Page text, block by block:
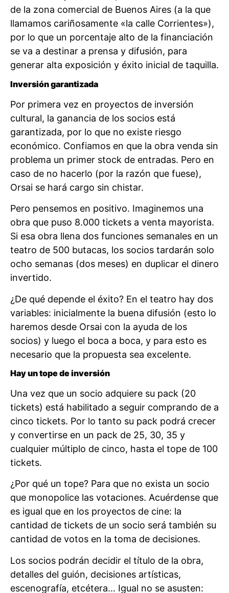
de la zona comercial de Buenos Aires (a la que
llamamos cariñosamente «la calle Corrientes»),
por lo que un porcentaje alto de la financiación
se va a destinar a prensa y difusión, para
generar alta exposición y éxito inicial de taquilla.
Inversión garantizada
Por primera vez en proyectos de inversión
cultural, la ganancia de los socios está
garantizada, por lo que no existe riesgo
económico. Confiamos en que la obra venda sin
problema un primer stock de entradas. Pero en
caso de no hacerlo (por la razón que fuese),
Orsai se hará cargo sin chistar.
Pero pensemos en positivo. Imaginemos una
obra que puso 8.000 tickets a venta mayorista.
Si esa obra llena dos funciones semanales en un
teatro de 500 butacas, los socios tardarán solo
ocho semanas (dos meses) en duplicar el dinero
invertido.
¿De qué depende el éxito? En el teatro hay dos
variables: inicialmente la buena difusión (esto lo
haremos desde Orsai con la ayuda de los
socios) y luego el boca a boca, y para esto es
necesario que la propuesta sea excelente.
Hay un tope de inversión
Una vez que un socio adquiere su pack (20
tickets) está habilitado a seguir comprando de a
cinco tickets. Por lo tanto su pack podrá crecer
y convertirse en un pack de 25, 30, 35 y
cualquier múltiplo de cinco, hasta el tope de 100
tickets.
¿Por qué un tope? Para que no exista un socio
que monopolice las votaciones. Acuérdense que
es igual que en los proyectos de cine: la
cantidad de tickets de un socio será también su
cantidad de votos en la toma de decisiones.
Los socios podrán decidir el título de la obra,
detalles del guión, decisiones artísticas,
escenografía, etcétera… Igual no se asusten: